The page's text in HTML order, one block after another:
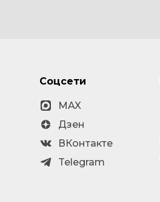
Соцсети
MAX
Дзен
ВКонтакте
Telegram